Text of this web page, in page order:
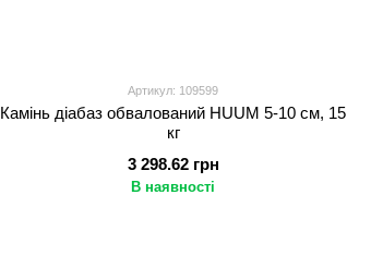
Артикул: 109599
Камінь діабаз обвалований HUUM 5-10 см, 15
кг
3 298.62 грн
В наявності